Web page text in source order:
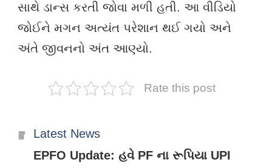
સાથે ડાન્સ કરતી જોવા મળી હતી. આ વીડિયો
જોઈને મગન અત્યંત પરેશાન થઈ ગયો અને
અંતે જીવનનો અંત આણ્યો.
Rate this post
Categories
Latest News
EPFO Update: હવે PF ના રૂપિયા UPI